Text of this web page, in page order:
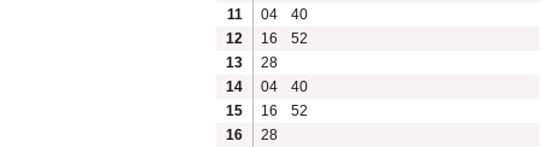
11
04
40
12
16
52
13
28
14
04
40
15
16
52
16
28